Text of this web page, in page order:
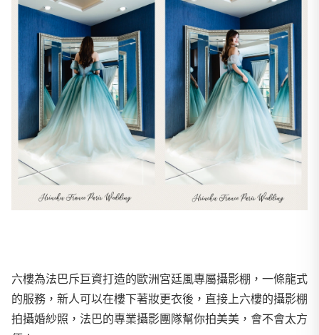
六樓為法巴斥巨資打造的歐洲宮廷風專屬攝影棚，一條龍式
的服務，新人可以在樓下著妝更衣後，直接上六樓的攝影棚
拍攝婚紗照，法巴的專業攝影團隊幫你拍美美，會不會太方